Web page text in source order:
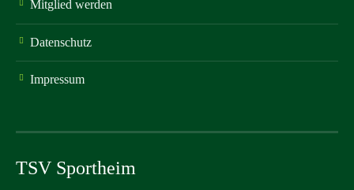
Mitglied werden
Datenschutz
Impressum
TSV Sportheim